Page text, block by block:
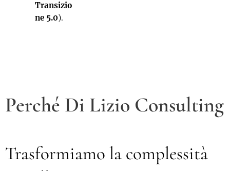
Transizio
ne 5.0).
Perché Di Lizio Consulting
Trasformiamo la complessità